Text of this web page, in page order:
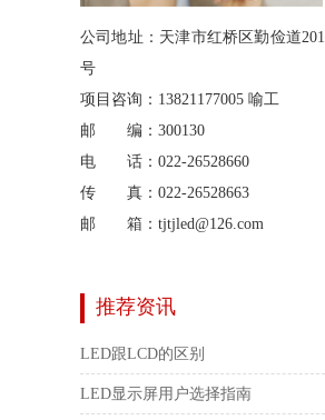
公司地址：天津市红桥区勤俭道201
号
项目咨询：13821177005 喻工
邮 编：300130
电 话：022-26528660
传 真：022-26528663
邮 箱：tjtjled@126.com
推荐资讯
LED跟LCD的区别
LED显示屏用户选择指南